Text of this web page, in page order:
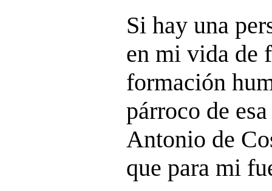
Si hay una
en mi vida de
formación
párroco de
Antonio de
que para mi